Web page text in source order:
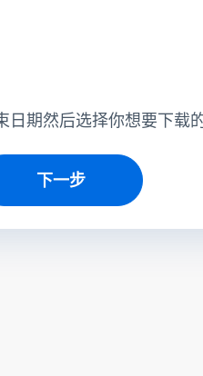
日期然后选择你想要下载
下一步